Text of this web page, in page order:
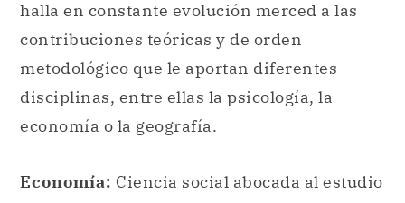
economía o la geografía.
Economía:Ciencia social abocada al estudio
de la organización de las sociedades en
función de la producción de los medios para
recursos entre sus miembros, y de su